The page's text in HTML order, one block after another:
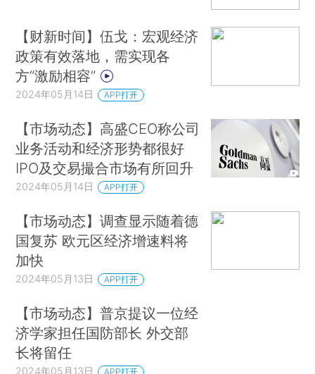
【财新时间】伍戈：宏观经济
政策有效落地，需实现各
方“激励相容”
2024年05月14日 APP打开
【市场动态】高盛CEO称公司
业务活动和经济形势都很好
IPO及交易撮合市场有所回升
2024年05月14日 APP打开
【市场动态】调查显示随着德
国复苏 欧元区经济增速料将
加快
2024年05月13日 APP打开
【市场动态】普京提议一位经
济学家担任国防部长 外交部
长将留任
2024年05月13日 APP打开